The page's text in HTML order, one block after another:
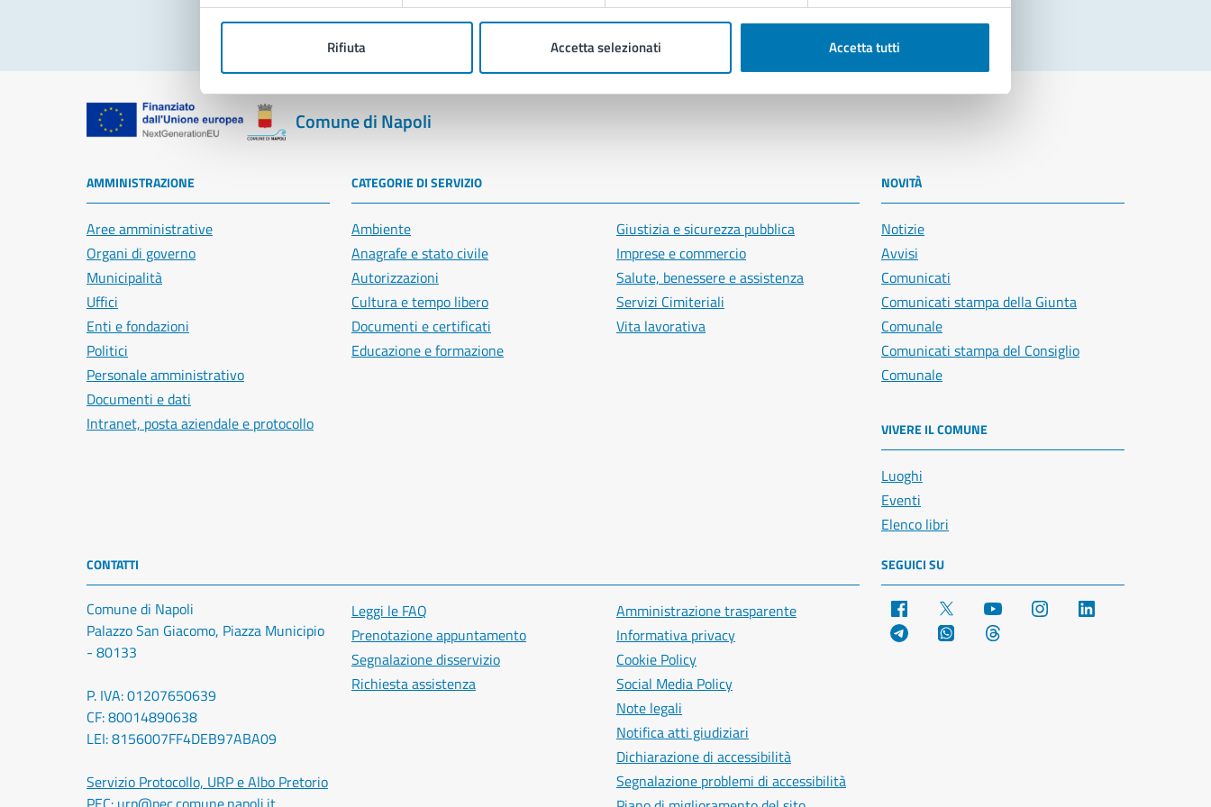
Rifiuta Accetta selezionati Accetta tutti
Comune di Napoli
AMMINISTRAZIONE
Aree amministrative
Organi di governo
Municipalità
Uffici
Enti e fondazioni
Politici
Personale amministrativo
Documenti e dati
Intranet, posta aziendale e protocollo
CATEGORIE DI SERVIZIO
Ambiente
Anagrafe e stato civile
Autorizzazioni
Cultura e tempo libero
Documenti e certificati
Educazione e formazione
Giustizia e sicurezza pubblica
Imprese e commercio
Salute, benessere e assistenza
Servizi Cimiteriali
Vita lavorativa
NOVITÀ
Notizie
Avvisi
Comunicati
Comunicati stampa della Giunta
Comunale
Comunicati stampa del Consiglio
Comunale
VIVERE IL COMUNE
Luoghi
Eventi
Elenco libri
CONTATTI
Comune di Napoli
Palazzo San Giacomo, Piazza Municipio
- 80133
P. IVA: 01207650639
CF: 80014890638
LEI: 8156007FF4DEB97ABA09
Servizio Protocollo, URP e Albo Pretorio
Leggi le FAQ
Prenotazione appuntamento
Segnalazione disservizio
Richiesta assistenza
Amministrazione trasparente
Informativa privacy
Cookie Policy
Social Media Policy
Note legali
Notifica atti giudiziari
Dichiarazione di accessibilità
Segnalazione problemi di accessibilità
SEGUICI SU
Facebook YouTube Instagram
Telegram WhatsApp